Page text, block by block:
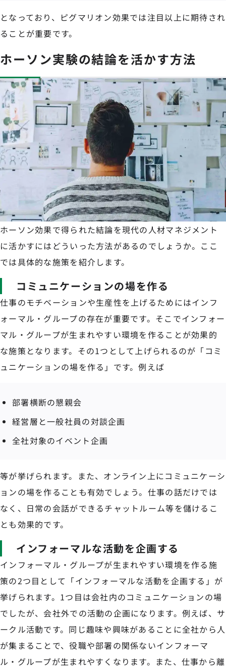
となっており、ピグマリオン効果では注目以上に期待され
ることが重要です。
ホーソン実験の結論を活かす方法
ホーソン効果で得られた結論を現代の人材マネジメント
に活かすにはどういった方法があるのでしょうか。ここ
では具体的な施策を紹介します。
コミュニケーションの場を作る
仕事のモチベーションや生産性を上げるためにはインフ
ォーマル・グループの存在が重要です。そこでインフォー
マル・グループが生まれやすい環境を作ることが効果的
な施策となります。その1つとして上げられるのが「コミ
ュニケーションの場を作る」です。例えば
部署横断の懇親会
経営層と一般社員の対談企画
全社対象のイベント企画
等が挙げられます。また、オンライン上にコミュニケーシ
ョンの場を作ることも有効でしょう。仕事の話だけでは
なく、日常の会話ができるチャットルーム等を儲けるこ
とも効果的です。
インフォーマルな活動を企画する
インフォーマル・グループが生まれやすい環境を作る施
策の2つ目として「インフォーマルな活動を企画する」が
挙げられます。1つ目は会社内のコミュニケーションの場
でしたが、会社外での活動の企画になります。例えば、サ
ークル活動です。同じ趣味や興味があることに全社から人
が集まることで、役職や部署の関係ないインフォーマ
ル・グループが生まれやすくなります。また、仕事から離